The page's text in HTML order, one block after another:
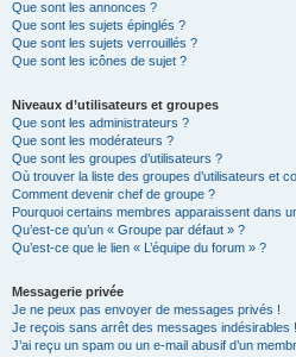
Que sont les annonces ?
Que sont les sujets épinglés ?
Que sont les sujets verrouillés ?
Que sont les icônes de sujet ?
Niveaux d’utilisateurs et groupes
Que sont les administrateurs ?
Que sont les modérateurs ?
Que sont les groupes d’utilisateurs ?
Où trouver la liste des groupes d’utilisateurs et
Comment devenir chef de groupe ?
Pourquoi certains membres apparaissent dans
Qu’est-ce qu’un « Groupe par défaut » ?
Qu’est-ce que le lien « L’équipe du forum » ?
Messagerie privée
Je ne peux pas envoyer de messages privés !
Je reçois sans arrêt des messages indésirables !
J’ai reçu un spam ou un e-mail abusif d’un